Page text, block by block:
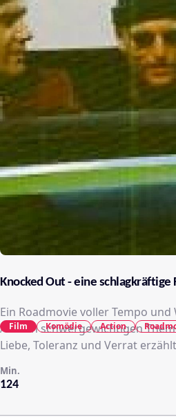
Knocked Out - eine schlagkräftige
Ein Roadmovie voller Tempo
Art von schwergewichtigen
Liebe, Toleranz und Verrat
124
Min.
Film Komödie Action